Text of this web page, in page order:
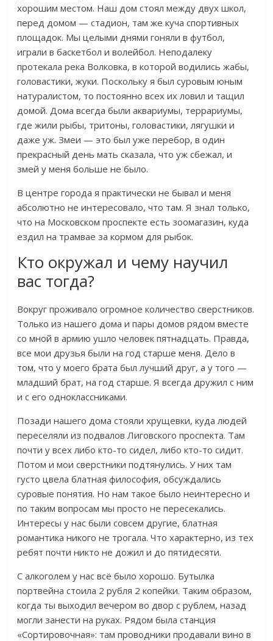
хорошим местом. Наш дом стоял между двух школ,
перед домом — стадион, там же куча спортивных
площадок. Мы целыми днями гоняли в футбол,
играли в баскетбол и волейбол. Неподалеку
протекала река Волковка, в которой водились жабы,
головастики, жуки. Поскольку я был суровым юным
натуралистом, то постоянно всех их ловил и тащил
домой. Дома всегда были аквариумы, террариумы,
где жили рыбы, тритоны, головастики, лягушки и
даже уж. Змеи — это был уже перебор, в один
прекрасный день мать сказала, что уж сбежал, и
змей у меня больше не было.
В центре города я практически не бывал и меня
абсолютно не интересовало, что там. Я знал только,
что на Московском проспекте есть зоомагазин, куда
ездил на трамвае за кормом для рыбок.
Кто окружал и чему научил
вас тогда?
Вокруг проживало огромное количество сверстников.
Только из нашего дома и пары домов рядом вместе
со мной в армию ушло человек пятнадцать. Правда,
все мои друзья были на год старше меня. Дело в
том, что у моего брата был лучший друг, а у того —
младший брат, на год старше. Я всегда дружил с ним
и с его одноклассниками.
Позади нашего дома стояли хрущевки, куда людей
переселяли из подвалов Лиговского проспекта. Там
почти у всех либо кто-то сидел, либо кто-то сидит.
Потом и мои сверстники подтянулись. У них там
густо цвела блатная философия, обсуждались
суровые понятия. Но нам такое было неинтересно и
по таким вопросам мы просто не пересекались.
Интересы у нас были совсем другие, блатная
романтика никого не трогала. Что характерно, из тех
ребят почти никто не дожил и до пятидесяти.
С алкоголем у нас всё было хорошо. Бутылка
портвейна стоила 2 рубля 2 копейки. Таким образом,
когда ты выходил вечером во двор с рублем, назад
могли занести на руках. Рядом была станция
«Сортировочная»: там проводники продавали вино в